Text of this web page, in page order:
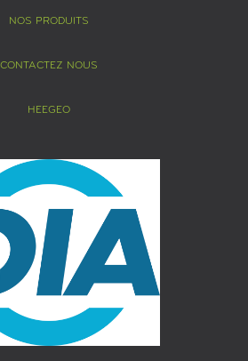
NOS PRODUITS
CONTACTEZ NOUS
HEEGEO